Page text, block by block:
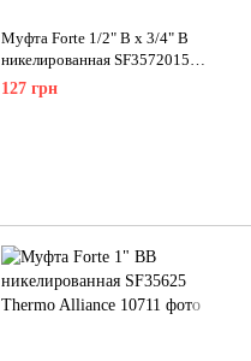
Муфта Forte 1/2" В х 3/4" В
никелированная SF3572015
Thermo Alliance
127 грн